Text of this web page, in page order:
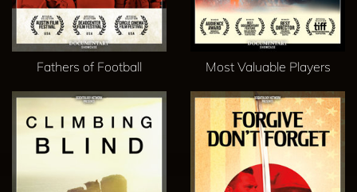
Fathers of Football Most Valuable Players